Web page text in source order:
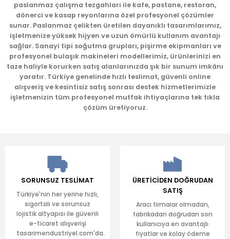
Bu ürüne benzer farklı alternatifler olmalı.
Gönder
paslanmaz çalışma tezgahları ile kafe, pastane, restoran,
dönerci ve kasap reyonlarına özel profesyonel çözümler
sunar. Paslanmaz çelikten üretilen dayanıklı tasarımlarımız,
işletmenize yüksek hijyen ve uzun ömürlü kullanım avantajı
sağlar. Sanayi tipi soğutma grupları, pişirme ekipmanları ve
profesyonel bulaşık makineleri modellerimiz, ürünlerinizi en
taze haliyle korurken satış alanlarınızda şık bir sunum imkânı
yaratır. Türkiye genelinde hızlı teslimat, güvenli online
alışveriş ve kesintisiz satış sonrası destek hizmetlerimizle
işletmenizin tüm profesyonel mutfak ihtiyaçlarına tek tıkla
çözüm üretiyoruz.
SORUNSUZ TESLİMAT
Türkiye'nin her yerine hızlı,
sigortalı ve sorunsuz
lojistik altyapısı ile güvenli
e-ticaret alışverişi
tasarimendustriyel.com'da.
ÜRETİCİDEN DOĞRUDAN
SATIŞ
Aracı firmalar olmadan,
fabrikadan doğrudan son
kullanıcıya en avantajlı
fiyatlar ve kolay ödeme